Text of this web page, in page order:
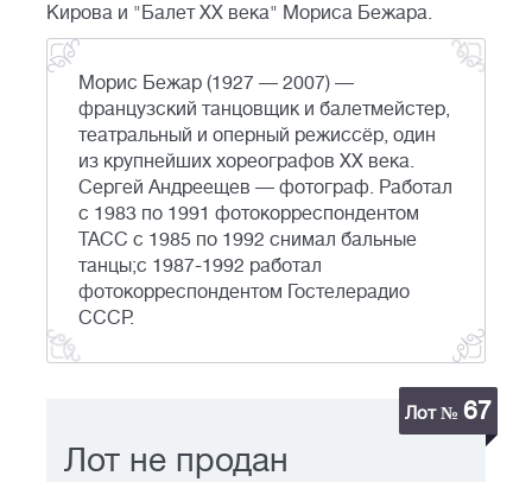
Кирова и "Балет XX века" Мориса Бежара.
Морис Бежар (1927 — 2007) —
французский танцовщик и балетмейстер,
театральный и оперный режиссёр, один
из крупнейших хореографов XX века.
Сергей Андреещев — фотограф. Работал
с 1983 по 1991 фотокорреспондентом
ТАСС с 1985 по 1992 снимал бальные
танцы;с 1987-1992 работал
фотокорреспондентом Гостелерадио
СССР.
Лот № 67
Лот не продан